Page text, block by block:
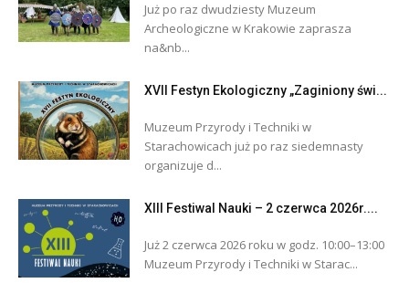
Już po raz dwudziesty Muzeum
Archeologiczne w Krakowie zaprasza
na&nb...
XVII Festyn Ekologiczny „Zaginiony świ...
Muzeum Przyrody i Techniki w
Starachowicach już po raz siedemnasty
organizuje d...
XIII Festiwal Nauki – 2 czerwca 2026r....
Już 2 czerwca 2026 roku w godz. 10:00–13:00
Muzeum Przyrody i Techniki w Starac...